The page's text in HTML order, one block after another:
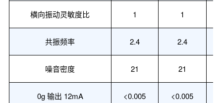
横向振动灵敏度比 1 1
共振频率 2.4 2.4
噪音密度 21 21
0g输出 12mA <0.005 <0.005